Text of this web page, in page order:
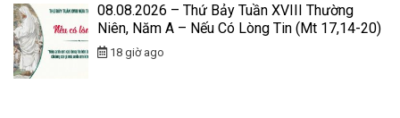
08.08.2026 – Thứ Bảy Tuần XVIII Thường
Niên, Năm A – Nếu Có Lòng Tin (Mt 17,14-20)
18 giờ ago